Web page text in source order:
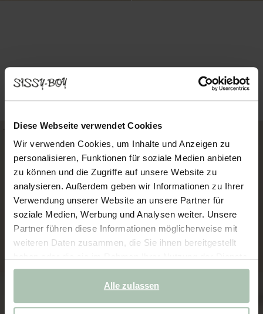
Diese Webseite verwendet Cookies
Wir verwenden Cookies, um Inhalte und Anzeigen zu
personalisieren, Funktionen für soziale Medien anbieten
zu können und die Zugriffe auf unsere Website zu
analysieren. Außerdem geben wir Informationen zu Ihrer
Verwendung unserer Website an unsere Partner für
soziale Medien, Werbung und Analysen weiter. Unsere
Partner führen diese Informationen möglicherweise mit
weiteren Daten zusammen, die Sie ihnen bereitgestellt
gesammelt haben.
Alle zulassen
Jeanskleid - hellblau
-40% -20%